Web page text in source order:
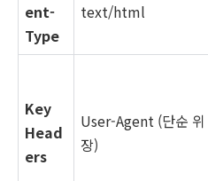
ent-
Type
text/html
Key
Head
ers
User-Agent (단순 위
장)